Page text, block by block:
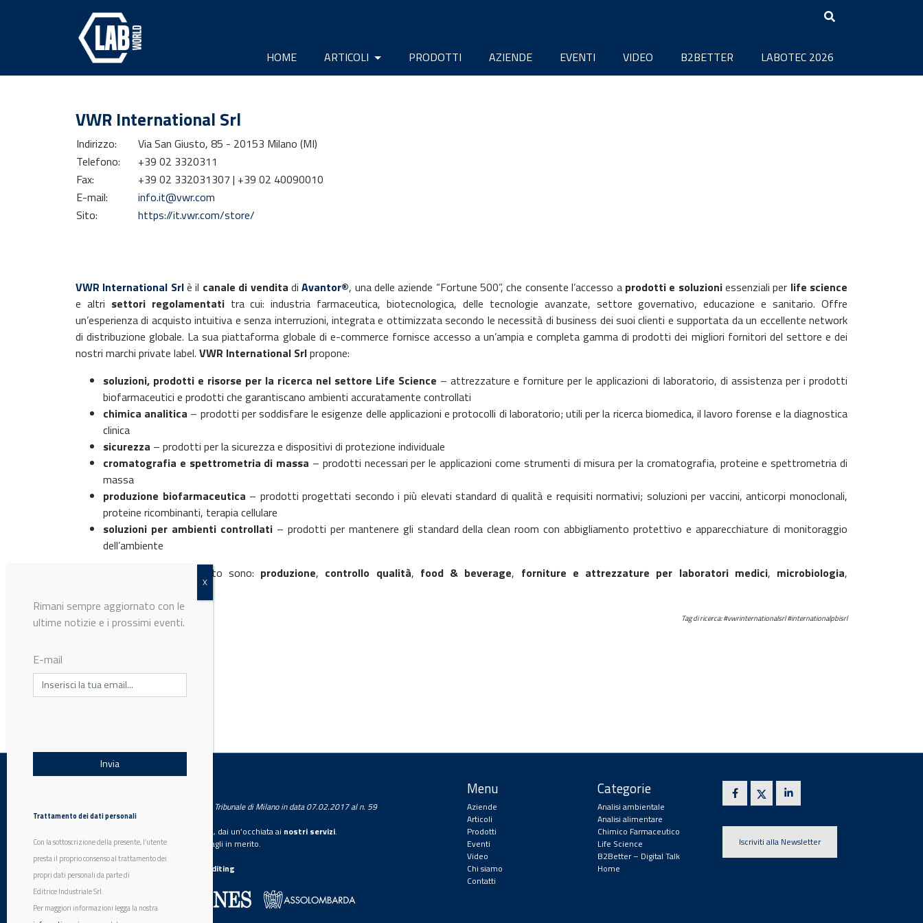
HOME ARTICOLI PRODOTTI AZIENDE EVENTI VIDEO B2BETTER LABOTEC 2026
VWR International Srl
Indirizzo:
Via San Giusto, 85 - 20153 Milano (MI)
Telefono:
+39 02 3320311
Fax:
+39 02 332031307 | +39 02 40090010
E-mail:
info.it@vwr.com
Sito:
https://it.vwr.com/store/
VWR International Srlè il canale di vendita diAvantor®, una delle aziende “Fortune 500”, che consente l’accesso a prodotti e soluzioniessenziali per life science
e altri settori regolamentatitra cui: industria farmaceutica, biotecnologica, delle tecnologie avanzate, settore governativo, educazione e sanitario. Offre
un’esperienza di acquisto intuitiva e senza interruzioni, integrata e ottimizzata secondo le necessità di business dei suoi clienti e supportata da un eccellente network
di distribuzione globale. La sua piattaforma globale di e-commerce fornisce accesso a un’ampia e completa gamma di prodotti dei migliori fornitori del settore e dei
nostri marchi private label. VWR International Srlpropone:
soluzioni, prodotti e risorse per la ricerca nel settore Life Science – attrezzature e forniture per le applicazioni di laboratorio, di assistenza per i prodotti
biofarmaceutici e prodotti che garantiscano ambienti accuratamente controllati
chimica analitica – prodotti per soddisfare le esigenze delle applicazioni e protocolli di laboratorio; utili per la ricerca biomedica, il lavoro forense e la diagnostica
clinica
sicurezza – prodotti per la sicurezza e dispositivi di protezione individuale
cromatografia e spettrometria di massa – prodotti necessari per le applicazioni come strumenti di misura per la cromatografia, proteine e spettrometria di
massa
produzione biofarmaceutica – prodotti progettati secondo i più elevati standard di qualità e requisiti normativi; soluzioni per vaccini, anticorpi monoclonali,
proteine ricombinanti, terapia cellulare
soluzioni per ambienti controllati– prodotti per mantenere gli standard della clean room con abbigliamento protettivo e apparecchiature di monitoraggio
dell’ambiente
di rifermento sono: produzione, controllo qualità, food & beverage, forniture e attrezzature per laboratori medici, microbiologia,
Tag di ricerca: #vwrinternationalsrl #internationalpbisrl
Testata giornalistica registrata presso il Tribunale di Milano in data 07.02.2017 al n. 59
Se vuoi diventare nostro inserzionista, dai un’occhiata ai nostri servizi.
Scarica il mediakitper maggiori dettagli in merito.
CSST WebAuditing
Editrice Industriale è associata a:
Menu
Aziende
Articoli
Prodotti
Eventi
Video
Chi siamo
Contatti
Categorie
Analisi ambientale
Analisi alimentare
Chimico Farmaceutico
Life Science
B2Better – Digital Talk
Home
Iscriviti alla Newsletter
Rimani sempre aggiornato con le
ultime notizie e i prossimi eventi.
E-mail
Trattamento dei dati personali
Con la sottoscrizione della presente, l’utente
presta il proprio consenso al trattamento dei
propri dati personali da parte di
Editrice Industriale Srl.
Per maggiori informazioni legga la nostra